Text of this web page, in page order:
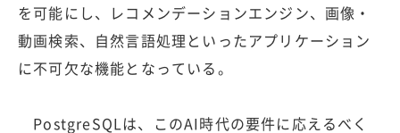
を可能にし、レコメンデーションエンジン、画像・
動画検索、自然言語処理といったアプリケーション
に不可欠な機能となっている。
PostgreSQLは、このAI時代の要件に応えるべく